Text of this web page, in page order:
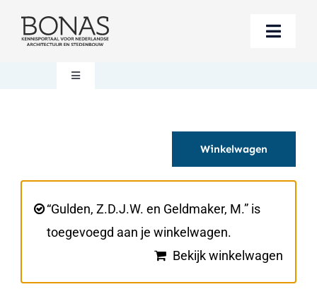
naar
Toggle
Berichten
Steun BONAS
Toggle
Winkelwagen
Winkelwagen
“Gulden, Z.D.J.W. en Geldmaker, M.” is
toegevoegd aan je winkelwagen.
Bekijk winkelwagen